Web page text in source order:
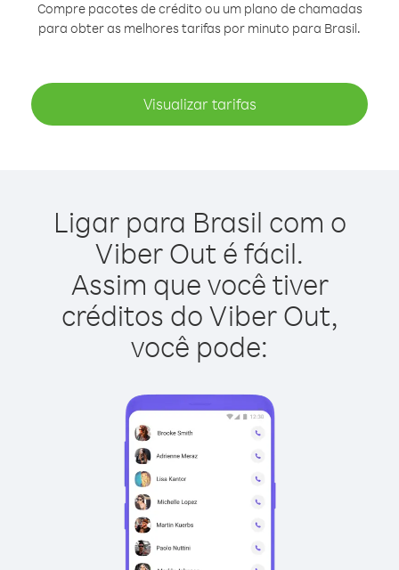
Compre pacotes de crédito ou um plano de chamadas
para obter as melhores tarifas por minuto para Brasil.
Visualizar tarifas
Ligar para Brasil com o
Viber Out é fácil.
Assim que você tiver
créditos do Viber Out,
você pode: